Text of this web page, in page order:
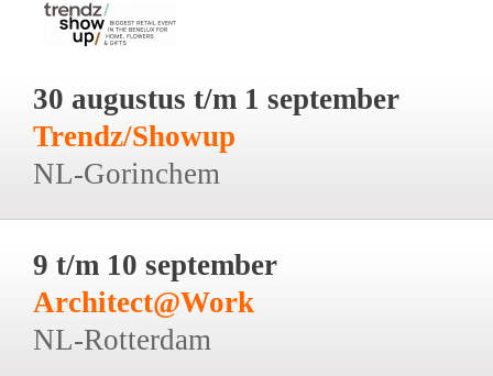
30 augustus t/m 1 september
Trendz/Showup
NL-Gorinchem
9 t/m 10 september
Architect@Work
NL-Rotterdam